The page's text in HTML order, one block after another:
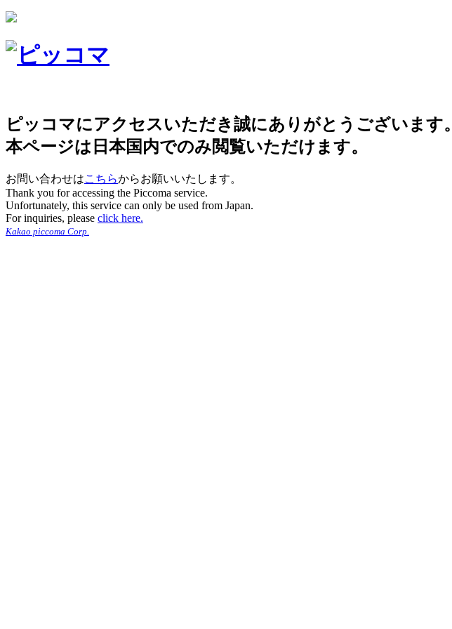
ピッコマにアクセスいただき誠にありがとうございます。
本ページは日本国内でのみ閲覧いただけます。
お問い合わせはこちらからお願いいたします。
Thank you for accessing the Piccoma service.
Unfortunately, this service can only be used from Japan.
For inquiries, please click here.
Kakao piccoma Corp.